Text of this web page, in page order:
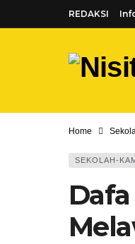
REDAKSI
Home
SEKOLAH-